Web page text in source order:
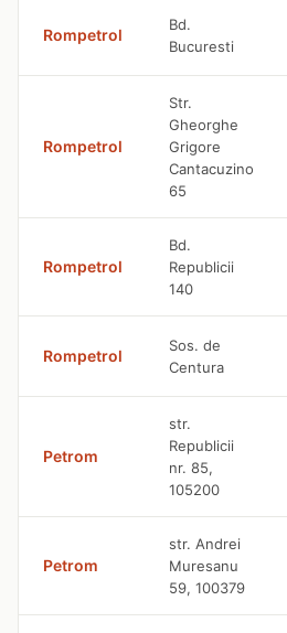
Rompetrol
Bd.
Bucuresti
Rompetrol
Str.
Gheorghe
Grigore
Cantacuzino
65
Rompetrol
Bd.
Republicii
140
Rompetrol
Sos. de
Centura
Petrom
str.
Republicii
nr. 85,
105200
Petrom
str. Andrei
Muresanu
59, 100379